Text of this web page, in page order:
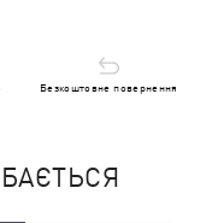
Безкоштовне повернення